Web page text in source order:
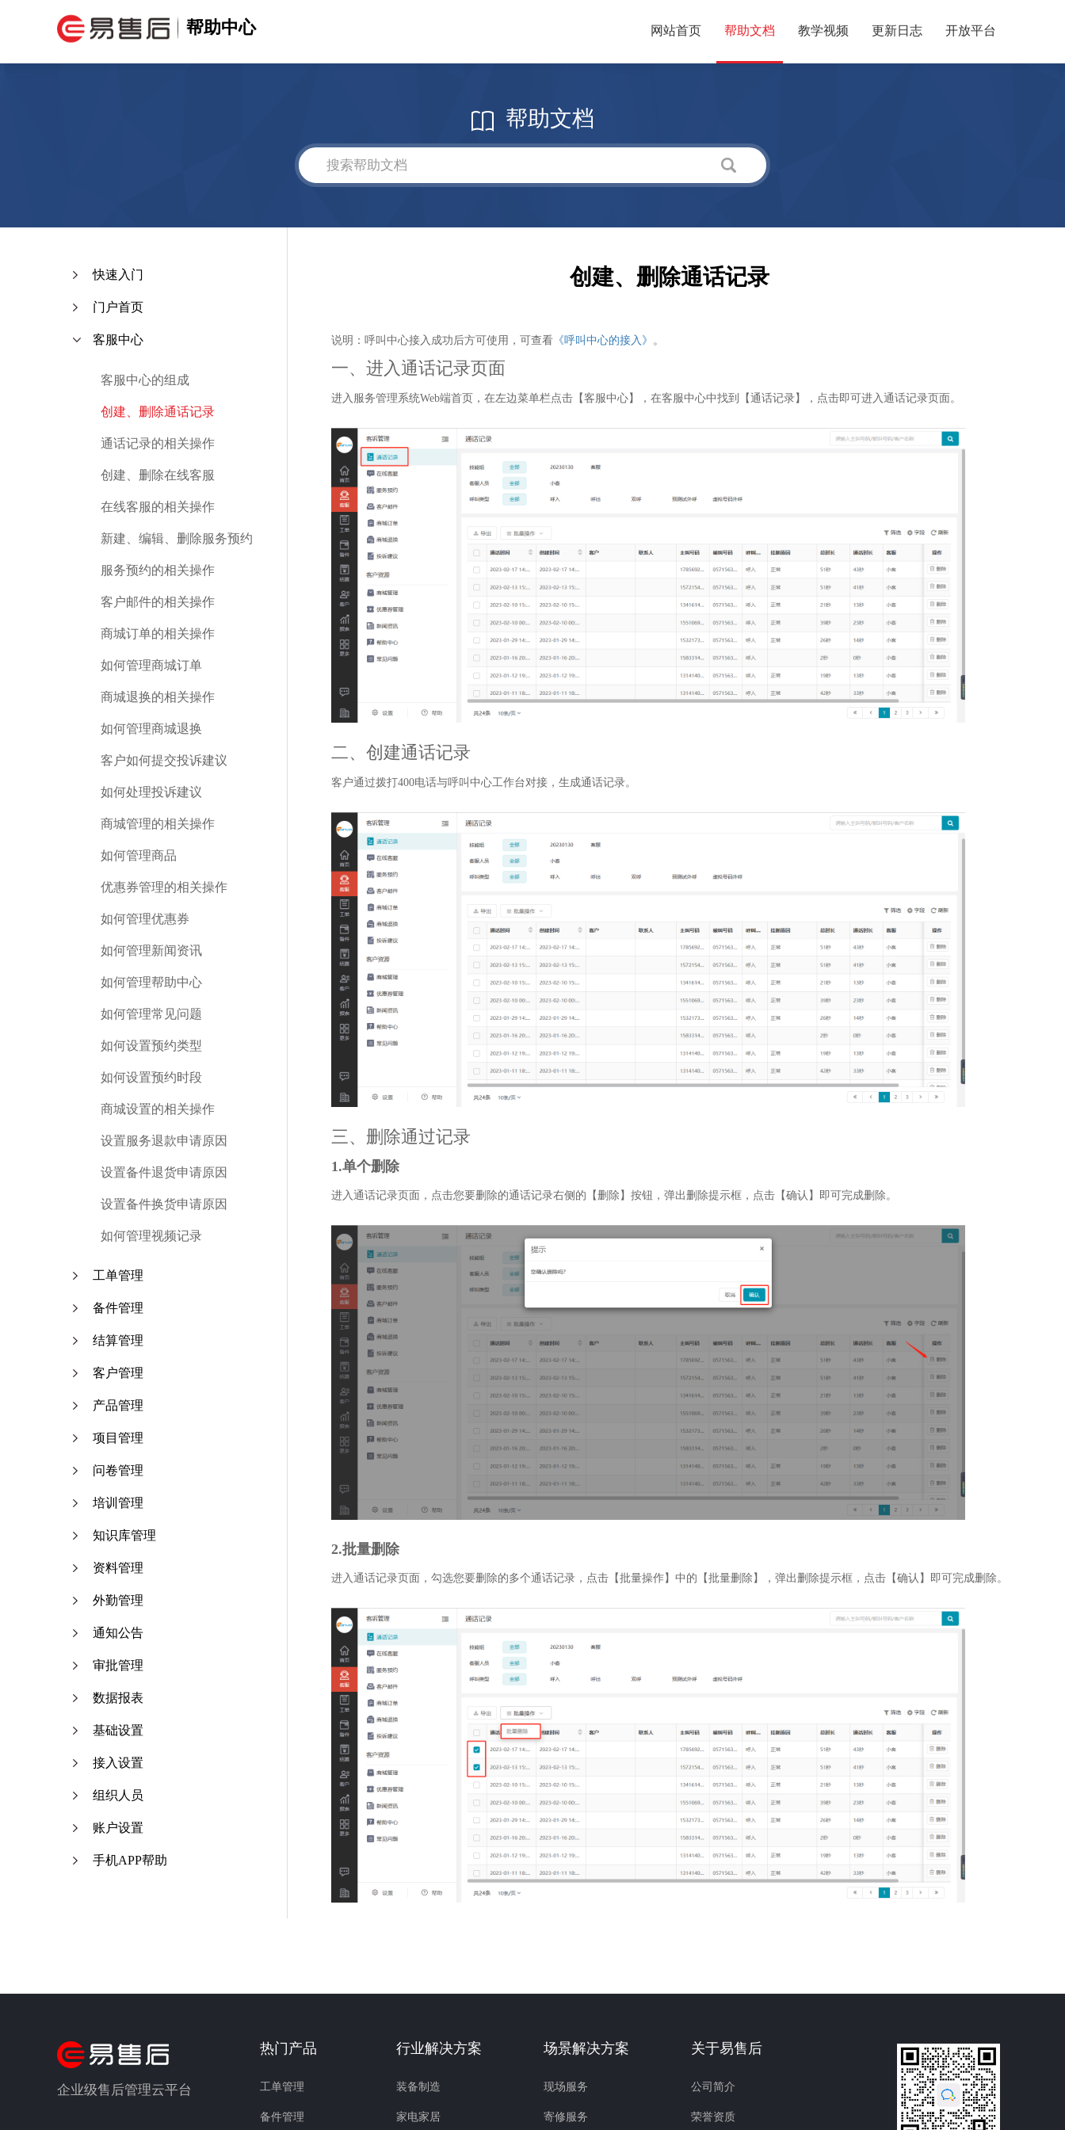
帮助中心 网站首页 帮助文档 教学视频 更新日志 开放平台
帮助文档
快速入门
门户首页
客服中心
客服中心的组成
创建、删除通话记录
通话记录的相关操作
创建、删除在线客服
在线客服的相关操作
新建、编辑、删除服务预约
服务预约的相关操作
客户邮件的相关操作
商城订单的相关操作
如何管理商城订单
商城退换的相关操作
如何管理商城退换
客户如何提交投诉建议
如何处理投诉建议
商城管理的相关操作
如何管理商品
优惠券管理的相关操作
如何管理优惠券
如何管理新闻资讯
如何管理帮助中心
如何管理常见问题
如何设置预约类型
如何设置预约时段
商城设置的相关操作
设置服务退款申请原因
设置备件退货申请原因
设置备件换货申请原因
如何管理视频记录
工单管理
备件管理
结算管理
客户管理
产品管理
项目管理
问卷管理
培训管理
知识库管理
资料管理
外勤管理
通知公告
审批管理
数据报表
基础设置
接入设置
组织人员
账户设置
手机APP帮助
创建、删除通话记录
说明：呼叫中心接入成功后方可使用，可查看 《呼叫中心的接入》 。
一、进入通话记录页面
进入服务管理系统Web端首页，在左边菜单栏点击【客服中心】，在客服中心中找到【通话记录】，点击即可进入通话记录页面。
二、创建通话记录
客户通过拨打400电话与呼叫中心工作台对接，生成通话记录。
三、删除通过记录
1.单个删除
进入通话记录页面，点击您要删除的通话记录右侧的【删除】按钮，弹出删除提示框，点击【确认】即可完成删除。
2.批量删除
进入通话记录页面，勾选您要删除的多个通话记录，点击【批量操作】中的【批量删除】，弹出删除提示框，点击【确认】即可完成删除。
企业级售后管理云平台
热门产品
工单管理
备件管理
行业解决方案
装备制造
家电家居
场景解决方案
现场服务
寄修服务
关于易售后
公司简介
荣誉资质